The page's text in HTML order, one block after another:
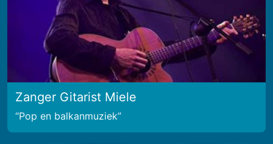
Zanger Gitarist Miele
Pop en balkanmuziek